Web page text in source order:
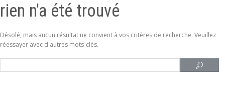
rien n'a été trouvé
Désolé, mais aucun résultat ne convient à vos critères de recherche. Veuillez
réessayer avec d'autres mots-clés.